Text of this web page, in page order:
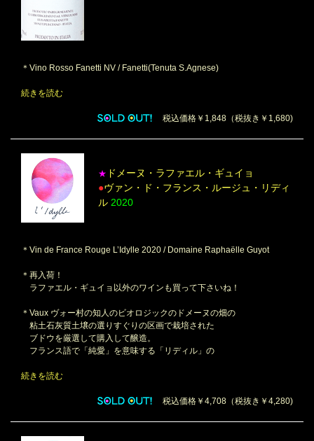
＊Vino Rosso Fanetti NV / Fanetti(Tenuta S.Agnese)
続きを読む
税込価格￥1,848（税抜き￥1,680)
★ ドメーヌ・ラファエル・ギュイョ
●ヴァン・ド・フランス・ルージュ・リディ
ル 2020
＊Vin de France Rouge L’Idylle 2020 / Domaine Raphaëlle Guyot
＊再入荷！
ラファエル・ギュイョ以外のワインも買って下さいね！
＊Vaux ヴォー村の知人のビオロジックのドメーヌの畑の
粘土石灰質土壌の選りすぐりの区画で栽培された
ブドウを厳選して購入して醸造。
フランス語で「純愛」を意味する「リディル」の
続きを読む
税込価格￥4,708（税抜き￥4,280)